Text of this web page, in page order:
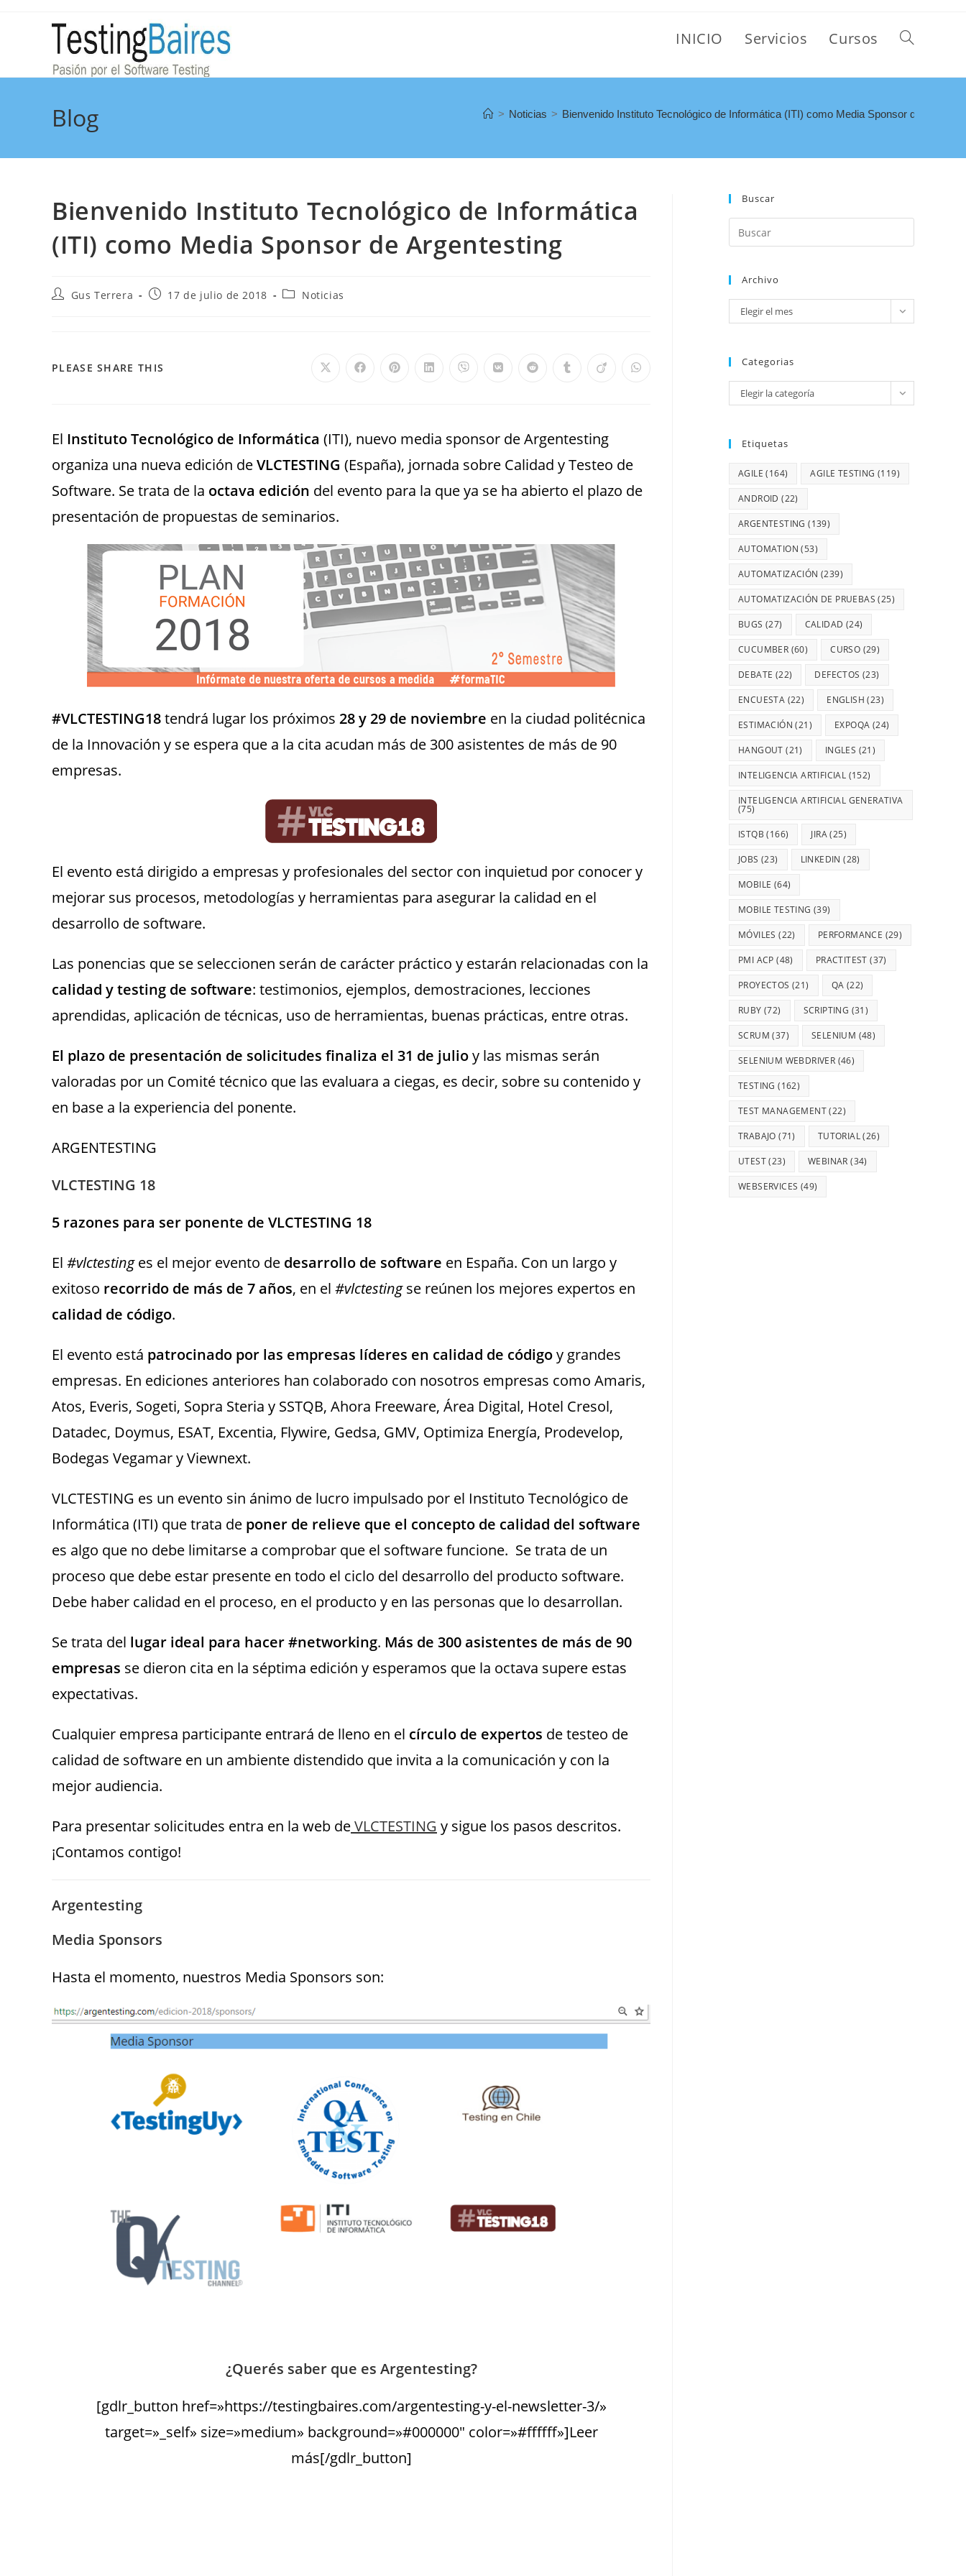
INICIO Servicios Cursos
Blog > Noticias > Bienvenido Instituto Tecnológico de Informática (ITI) como Media Sponsor de
Bienvenido Instituto Tecnológico de Informática
(ITI) como Media Sponsor de Argentesting
Gus Terrera 17 de julio de 2018 Noticias
PLEASE SHARE THIS
El Instituto Tecnológico de Informática (ITI), nuevo media sponsor de Argentesting
organiza una nueva edición deVLCTESTING (España), jornada sobre Calidad y Testeo de
Software. Se trata de la octava edición del evento para la que ya se ha abierto el plazo de
presentación de propuestas de seminarios.
#VLCTESTING18tendrá lugar los próximos 28 y 29 de noviembre en la ciudad politécnica
de la Innovación y se espera que a la cita acudan más de 300 asistentes de más de 90
empresas.
El evento está dirigido a empresas y profesionales del sector con inquietud por conocer y
mejorar sus procesos, metodologías y herramientas para asegurar la calidad en el
desarrollo de software.
Las ponencias que se seleccionen serán de carácter práctico y estarán relacionadas con la
calidad y testing de software: testimonios, ejemplos, demostraciones, lecciones
aprendidas, aplicación de técnicas, uso de herramientas, buenas prácticas, entre otras.
El plazo de presentación de solicitudes finaliza el 31 de julioy las mismas serán
valoradas por un Comité técnico que las evaluara a ciegas, es decir, sobre su contenido y
en base a la experiencia del ponente.
ARGENTESTING
VLCTESTING 18
5 razones para ser ponente de VLCTESTING 18
El #vlctestinges el mejor evento de desarrollo de software en España. Con un largo y
exitoso recorrido de más de 7 años, en el #vlctestingse reúnen los mejores expertos en
calidad de código.
El evento está patrocinado por las empresas líderes en calidad de códigoy grandes
empresas. En ediciones anteriores han colaborado con nosotros empresas como Amaris,
Atos, Everis, Sogeti, Sopra Steria y SSTQB, Ahora Freeware, Área Digital, Hotel Cresol,
Datadec, Doymus, ESAT, Excentia, Flywire, Gedsa, GMV, Optimiza Energía, Prodevelop,
Bodegas Vegamar y Viewnext.
VLCTESTING es un evento sin ánimo de lucro impulsado por el Instituto Tecnológico de
Informática (ITI) que trata de poner de relieve que el concepto de calidad del software
es algo que no debe limitarse a comprobar que el software funcione. Se trata de un
proceso que debe estar presente en todo el ciclo del desarrollo del producto software.
Debe haber calidad en el proceso, en el producto y en las personas que lo desarrollan.
Se trata del lugar ideal para hacer #networking. Más de 300 asistentes de más de 90
empresas se dieron cita en la séptima edición y esperamos que la octava supere estas
expectativas.
Cualquier empresa participante entrará de lleno en el círculo de expertos de testeo de
calidad de software en un ambiente distendido que invita a la comunicación y con la
mejor audiencia.
Para presentar solicitudes entra en la web deVLCTESTING y sigue los pasos descritos.
¡Contamos contigo!
Argentesting
Media Sponsors
Hasta el momento, nuestros Media Sponsors son:
¿Querés saber que es Argentesting?
[gdlr_button href=»https://testingbaires.com/argentesting-y-el-newsletter-3/»
target=»_self» size=»medium» background=»#000000″ color=»#ffffff»]Leer
más[/gdlr_button]
Buscar
Archivo
Elegir el mes
Categorias
Elegir la categoría
Etiquetas
AGILE (164) AGILE TESTING (119)
ANDROID (22)
ARGENTESTING (139)
AUTOMATION (53)
AUTOMATIZACIÓN (239)
AUTOMATIZACIÓN DE PRUEBAS (25)
BUGS (27) CALIDAD (24)
CUCUMBER (60) CURSO (29)
DEBATE (22) DEFECTOS (23)
ENCUESTA (22) ENGLISH (23)
ESTIMACIÓN (21) EXPOQA (24)
HANGOUT (21) INGLES (21)
INTELIGENCIA ARTIFICIAL (152)
INTELIGENCIA ARTIFICIAL GENERATIVA
(75)
ISTQB (166) JIRA(25)
JOBS (23) LINKEDIN (28)
MOBILE (64)
MOBILE TESTING (39)
MÓVILES (22) PERFORMANCE (29)
PMI ACP (48) PRACTITEST (37)
PROYECTOS (21) QA (22)
RUBY (72) SCRIPTING (31)
SCRUM (37) SELENIUM (48)
SELENIUM WEBDRIVER (46)
TESTING (162)
TEST MANAGEMENT(22)
TRABAJO (71) TUTORIAL(26)
UTEST(23) WEBINAR (34)
WEBSERVICES (49)